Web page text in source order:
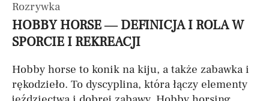
Rozrywka
HOBBY HORSE — DEFINICJA I ROLA W
SPORCIE I REKREACJI
Hobby horse to konik na kiju, a także zabawka i
rękodzieło. To dyscyplina, która łączy elementy